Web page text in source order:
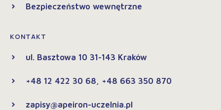
Bezpieczeństwo wewnętrzne
KONTAKT
ul. Basztowa 10 31-143 Kraków
+48 12 422 30 68, +48 663 350 870
zapisy@apeiron-uczelnia.pl